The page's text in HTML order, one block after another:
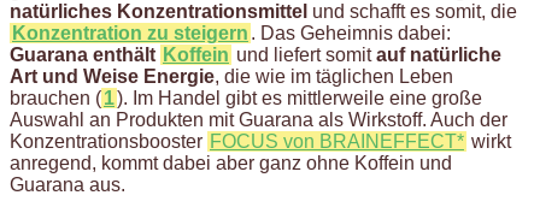
natürliches Konzentrationsmittel und schafft es somit, die
Konzentration zu steigern . Das Geheimnis dabei:
Guarana enthält Koffein und liefert somitauf natürliche
Art und Weise Energie, die wie im täglichen Leben
brauchen (1). Im Handel gibt es mittlerweile eine große
Auswahl an Produkten mit Guarana als Wirkstoff. Auch der
Konzentrationsbooster FOCUS von BRAINEFFECT* wirkt
anregend, kommt dabei aber ganz ohne Koffein und
Guarana aus.